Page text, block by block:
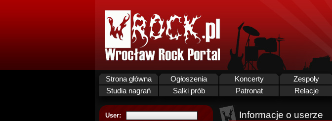
Strona główna Ogłoszenia Koncerty Zespoły
Studia nagrań
Salki prób Patronat Relacje
User:
Informacje o userze